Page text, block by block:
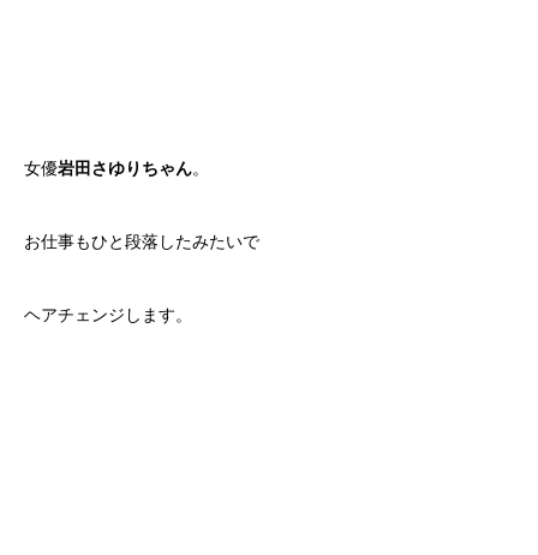
女優岩田さゆりちゃん。
お仕事もひと段落したみたいで
ヘアチェンジします。